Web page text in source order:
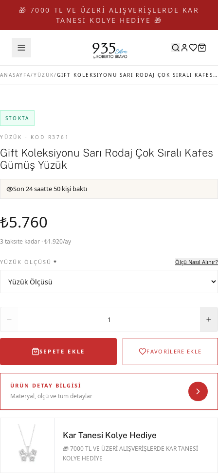
🎁 7000 TL VE ÜZERİ ALIŞVERİŞLERDE KAR
TANESİ KOLYE HEDİYE 🎁
ANASAYFA/YÜZÜK/ GIFT KOLEKSIYONU SARI RODAJ ÇOK SIRALI KAFES GÜMÜŞ YÜZÜK
STOKTA
YÜZÜK · KOD R3761
Gift Koleksiyonu Sarı Rodaj Çok Sıralı Kafes
Gümüş Yüzük
Son 24 saatte 50 kişi baktı
₺5.760
3 taksite kadar · ₺1.920/ay
YÜZÜK ÖLÇÜSÜ * Ölçü Nasıl Alınır?
1
SEPETE EKLE FAVORİLERE EKLE
ÜRÜN DETAY BILGISI
Materyal, ölçü ve tüm detaylar
Kar Tanesi Kolye Hediye
🎁 7000 TL VE ÜZERİ ALIŞVERİŞLERDE KAR TANESİ
KOLYE HEDİYE